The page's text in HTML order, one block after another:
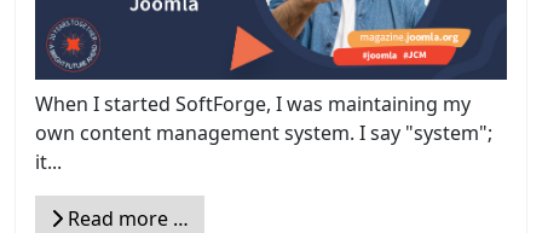
When I started SoftForge, I was maintaining my
own content management system. I say "system";
it...
Read more …